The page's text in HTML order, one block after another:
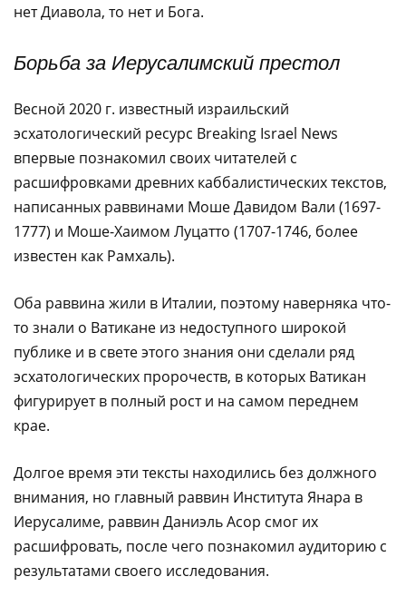
нет Диавола, то нет и Бога.
Борьба за Иерусалимский престол
Весной 2020 г. известный израильский
эсхатологический ресурс Breaking Israel News
впервые познакомил своих читателей с
расшифровками древних каббалистических текстов,
написанных раввинами Моше Давидом Вали (1697-
1777) и Моше-Хаимом Луцатто (1707-1746, более
известен как Рамхаль).
Оба раввина жили в Италии, поэтому наверняка что-
то знали о Ватикане из недоступного широкой
публике и в свете этого знания они сделали ряд
эсхатологических пророчеств, в которых Ватикан
фигурирует в полный рост и на самом переднем
крае.
Долгое время эти тексты находились без должного
внимания, но главный раввин Института Янара в
Иерусалиме, раввин Даниэль Асор смог их
расшифровать, после чего познакомил аудиторию с
результатами своего исследования.